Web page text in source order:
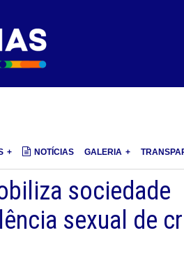
NOTÍCIAS GALERIA
sociedade
sexual de